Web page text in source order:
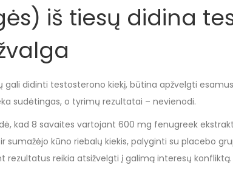
iš tiesų didina
didinti testosterono kiekį, būtina apžvelgti
sudėtingas, o tyrimų rezultatai – nevienodi.
kad 8 savaites vartojant 600 mg fenugreek
kūno riebalų kiekis, palyginti su placebo
reikia atsižvelgti į galimą interesų konfliktą.